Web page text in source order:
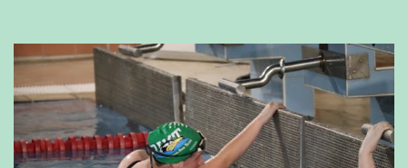
marcas. A pesar de no conseguir marca, pasaron una tarde muy buena y
sirvió para reforzar su experiencia. La mayoría ya ha terminado la
temporada, pero seguiremos trabajando con quienes están en la recta final,
trabajando para que cada uno consiga sus objetivos personales. BRNPWR!